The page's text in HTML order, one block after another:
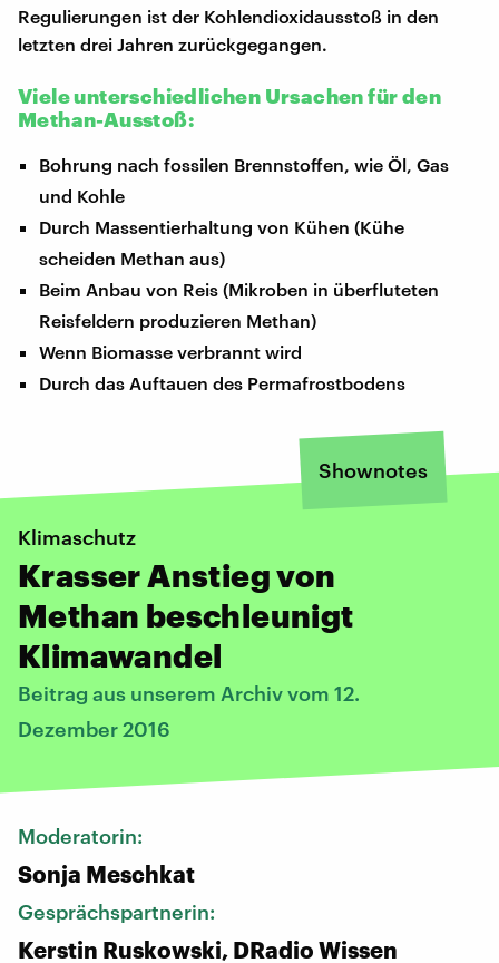
Regulierungen ist der Kohlendioxidausstoß in den
letzten drei Jahren zurückgegangen.
Viele unterschiedlichen Ursachen für den
Methan-Ausstoß:
Bohrung nach fossilen Brennstoffen, wie Öl, Gas
und Kohle
Durch Massentierhaltung von Kühen (Kühe
scheiden Methan aus)
Beim Anbau von Reis (Mikroben in überfluteten
Reisfeldern produzieren Methan)
Wenn Biomasse verbrannt wird
Durch das Auftauen des Permafrostbodens
Shownotes
Klimaschutz
Krasser Anstieg von
Methan beschleunigt
Klimawandel
Beitrag aus unserem Archiv vom 12.
Dezember 2016
Moderatorin:
Sonja Meschkat
Gesprächspartnerin:
Kerstin Ruskowski, DRadio Wissen